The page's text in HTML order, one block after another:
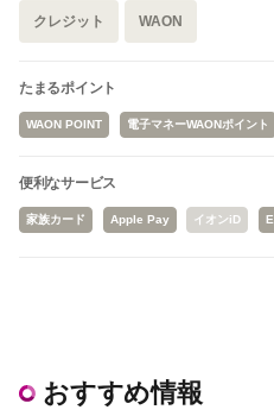
クレジット WAON
たまるポイント
WAON POINT 電子マネーWAONポイント
便利なサービス
家族カード Apple Pay イオンiD
おすすめ情報